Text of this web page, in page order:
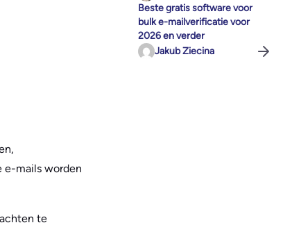
e-mails worden
te
Beste gratis software voor
bulk e-mailverificatie voor
2026 en verder
Jakub Ziecina